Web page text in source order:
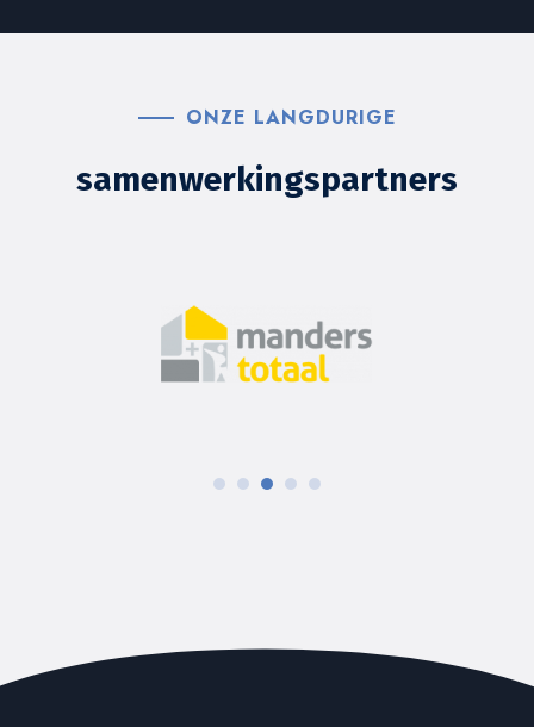
ONZE LANGDURIGE
samenwerkingspartners